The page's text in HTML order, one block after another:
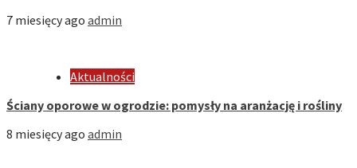
7 miesięcy ago admin
Aktualności
Ściany oporowe w ogrodzie: pomysły na aranżację i rośliny
8 miesięcy ago admin